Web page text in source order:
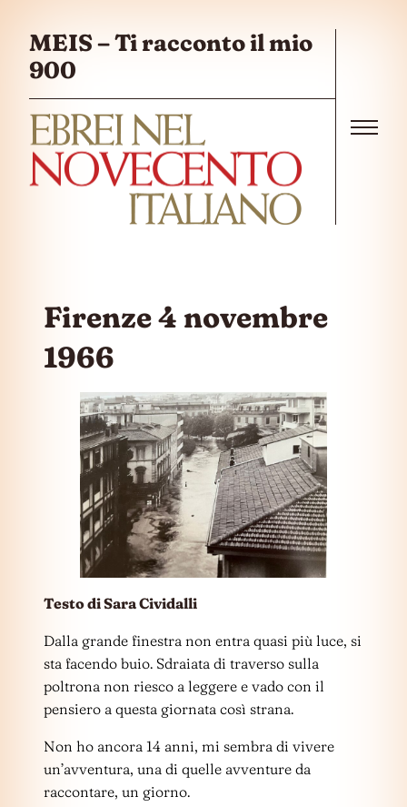
MEIS – Ti racconto il mio
900
Firenze 4 novembre
1966
Testo di Sara Cividalli
Dalla grande finestra non entra quasi più luce, si
sta facendo buio. Sdraiata di traverso sulla
poltrona non riesco a leggere e vado con il
pensiero a questa giornata così strana.
Non ho ancora 14 anni, mi sembra di vivere
un’avventura, una di quelle avventure da
raccontare, un giorno.